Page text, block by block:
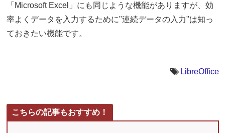
「Microsoft Excel」にも同じような機能がありますが、効
率よくデータを入力するために"連続データの入力"は知っ
ておきたい機能です。
LibreOffice
こちらの記事もおすすめ！